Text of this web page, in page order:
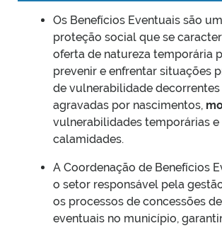
Os Benefícios Eventuais são
proteção social que se
oferta de natureza temporária
prevenir e enfrentar situações
de vulnerabilidade decorrentes
agravadas por nascimentos,
vulnerabilidades temporárias e
calamidades.
A Coordenação de Benefícios
o setor responsável pela
os processos de concessões
eventuais no município,